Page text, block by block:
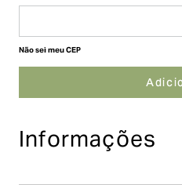
Não sei meu CEP
Informações